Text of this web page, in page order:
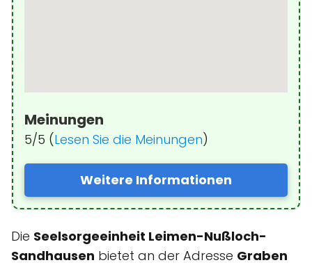
Meinungen
5/5 (Lesen Sie die Meinungen)
Weitere Informationen
Die Seelsorgeeinheit Leimen-Nußloch-
Sandhausen bietet an der Adresse Graben